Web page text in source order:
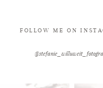
FOLLOW ME ON